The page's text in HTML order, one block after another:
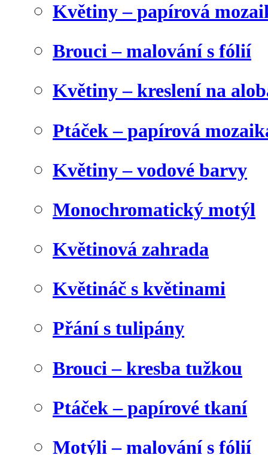
Květiny – papírová
Brouci – malování s fólií
Květiny – kreslení na
Ptáček – papírová
Květiny – vodové barvy
Monochromatický motýl
Květinová zahrada
Květináč s květinami
Přání s tulipány
Brouci – kresba tužkou
Ptáček – papírové tkaní
Motýli – malování s fólií